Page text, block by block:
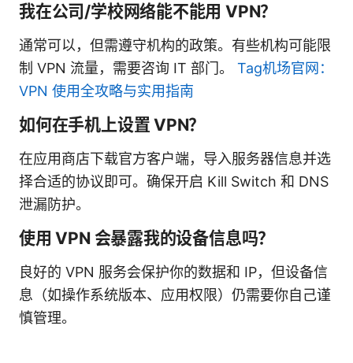
我在公司/学校网络能不能用 VPN？
通常可以，但需遵守机构的政策。有些机构可能限
制 VPN 流量，需要咨询 IT 部门。 Tag机场官网：
VPN 使用全攻略与实用指南
如何在手机上设置 VPN？
在应用商店下载官方客户端，导入服务器信息并选
择合适的协议即可。确保开启 Kill Switch 和 DNS
泄漏防护。
使用 VPN 会暴露我的设备信息吗？
良好的 VPN 服务会保护你的数据和 IP，但设备信
息（如操作系统版本、应用权限）仍需要你自己谨
慎管理。